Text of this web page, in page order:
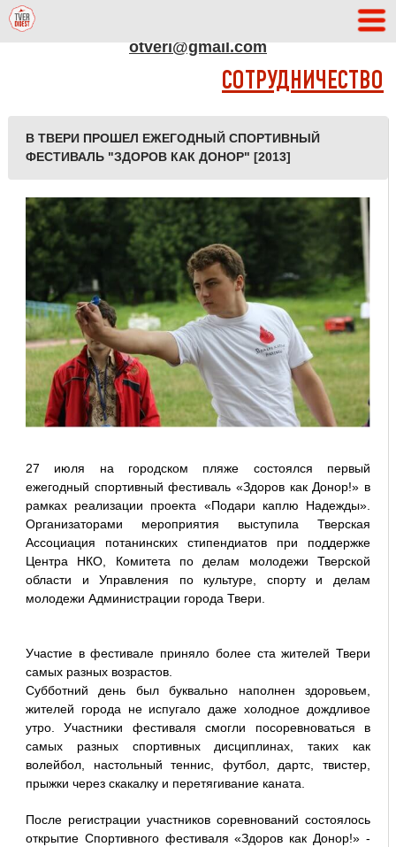
otveri@gmail.com
СОТРУДНИЧЕСТВО
В ТВЕРИ ПРОШЕЛ ЕЖЕГОДНЫЙ СПОРТИВНЫЙ
ФЕСТИВАЛЬ "ЗДОРОВ КАК ДОНОР" [2013]
27 июля на городском пляже состоялся первый
ежегодный спортивный фестиваль «Здоров как Донор!» в
рамках реализации проекта «Подари каплю Надежды».
Организаторами мероприятия выступила Тверская
Ассоциация потанинских стипендиатов при поддержке
Центра НКО, Комитета по делам молодежи Тверской
области и Управления по культуре, спорту и делам
молодежи Администрации города Твери.
Участие в фестивале приняло более ста жителей Твери
самых разных возрастов.
Субботний день был буквально наполнен здоровьем,
жителей города не испугало даже холодное дождливое
утро. Участники фестиваля смогли посоревноваться в
самых разных спортивных дисциплинах, таких как
волейбол, настольный теннис, футбол, дартс, твистер,
прыжки через скакалку и перетягивание каната.
После регистрации участников соревнований состоялось
открытие Спортивного фестиваля «Здоров как Донор!» -